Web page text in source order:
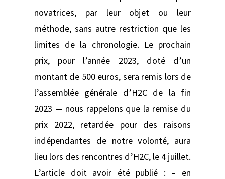
novatrices, par leur objet ou leur
méthode, sans autre restriction que les
limites de la chronologie. Le prochain
prix, pour l’année 2023, doté d’un
montant de 500 euros, sera remis lors de
l’assemblée générale d’H2C de la fin
2023 — nous rappelons que la remise du
prix 2022, retardée pour des raisons
indépendantes de notre volonté, aura
lieu lors des rencontres d’H2C, le 4 juillet.
L’article doit avoir été publié : – en